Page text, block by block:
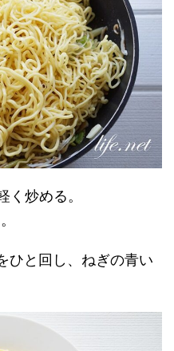
炒める。
ひと回し、ねぎの青い